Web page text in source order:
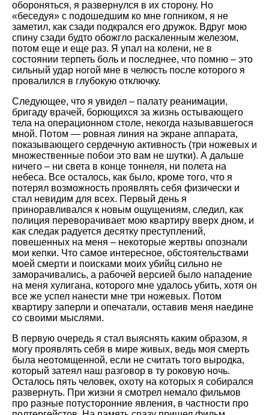
обороняться, я развернулся в их сторону. Но
«беседуя» с подошедшим ко мне гопником, я не
заметил, как сзади подкрался его дружок. Вдруг мою
спину сзади будто обожгло раскаленным железом,
потом еще и еще раз. Я упал на колени, не в
состоянии терпеть боль и последнее, что помню – это
сильный удар ногой мне в челюсть после которого я
провалился в глубокую отключку.
Следующее, что я увидел – палату реанимации,
бригаду врачей, борющихся за жизнь остывающего
тела на операционном столе, некогда называвшегося
мной. Потом — ровная линия на экране аппарата,
показывающего сердечную активность (три ножевых и
множественные побои это вам не шутки). А дальше
ничего – ни света в конце тоннеля, ни полета на
небеса. Все осталось, как было, кроме того, что я
потерял возможность проявлять себя физически и
стал невидим для всех. Первый день я
приноравливался к новым ощущениям, следил, как
полиция переворачивает мою квартиру вверх дном, и
как следак радуется десятку преступлений,
повешенных на меня – некоторые жертвы опознали
мои кепки. Что самое интересное, обстоятельствами
моей смерти и поисками моих убийц сильно не
заморачивались, а рабочей версией было нападение
на меня хулигана, которого мне удалось убить, хотя он
все же успел нанести мне три ножевых. Потом
квартиру заперли и опечатали, оставив меня наедине
со своими мыслями.
В первую очередь я стал выяснять каким образом, я
могу проявлять себя в мире живых, ведь моя смерть
была неотомщенной, если не считать того выродка,
который затеял наш разговор в ту роковую ночь.
Осталось пять человек, охоту на которых я собирался
развернуть. При жизни я смотрел немало фильмов
про разные потусторонние явления, в частности про